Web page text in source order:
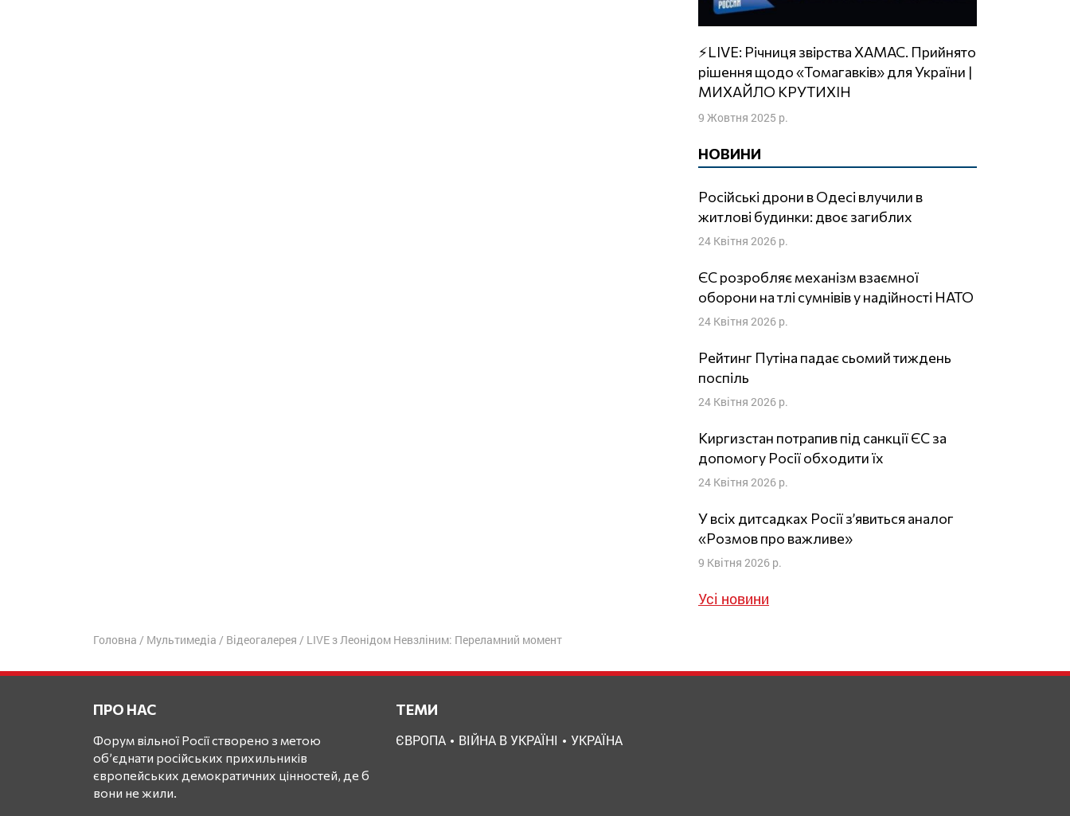
⚡️LIVE: Річниця звірства ХАМАС. Прийнято
рішення щодо «Томагавків» для України |
МИХАЙЛО КРУТИХІН
9 Жовтня 2025 р.
НОВИНИ
Російські дрони в Одесі влучили в
житлові будинки: двоє загиблих
24 Квітня 2026 р.
ЄС розробляє механізм взаємної
оборони на тлі сумнівів у надійності НАТО
24 Квітня 2026 р.
Рейтинг Путіна падає сьомий тиждень
поспіль
24 Квітня 2026 р.
Киргизстан потрапив під санкції ЄС за
допомогу Росії обходити їх
24 Квітня 2026 р.
У всіх дитсадках Росії з’явиться аналог
«Розмов про важливе»
9 Квітня 2026 р.
Усі новини
Головна / Мультимедіа / Відеогалерея / LIVE з Леонідом Невзліним: Переламний момент
ПРО НАС
Форум вільної Росії створено з метою
об’єднати російських прихильників
європейських демократичних цінностей, де б
вони не жили.
ТЕМИ
ЄВРОПА ВІЙНА В УКРАЇНІ УКРАЇНА